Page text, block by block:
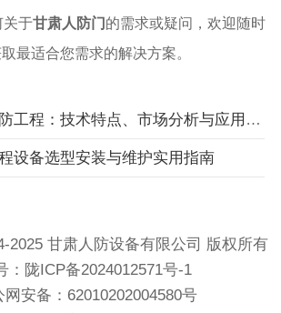
关于甘肃人防门 的需求或疑问，欢迎随时
最适合您需求的解决方案。
上一篇：兰州人防工程：技术特点、市场分析与应用领域
设备选型安装与维护实用指南
2025 甘肃人防设备有限公司 版权所有
： 陇ICP备2024012571号-1
网安备：62010202004580号